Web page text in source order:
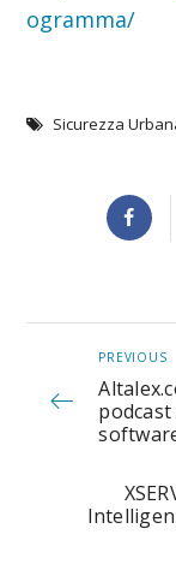
ogramma/
Sicurezza
PREVIOUS
podcast